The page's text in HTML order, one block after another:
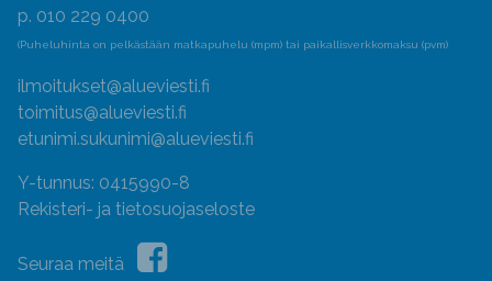
p. 010 229 0400
(Puheluhinta on pelkästään matkapuhelu (mpm) tai paikallisverkkomaksu (pvm)
ilmoitukset@alueviesti.fi
toimitus@alueviesti.fi
etunimi.sukunimi@alueviesti.fi
Y-tunnus: 0415990-8
Rekisteri- ja tietosuojaseloste
Seuraa meitä